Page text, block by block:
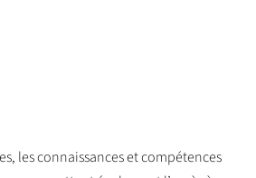
actifs, études cliniques, fabrication,
les connaissances et compétences